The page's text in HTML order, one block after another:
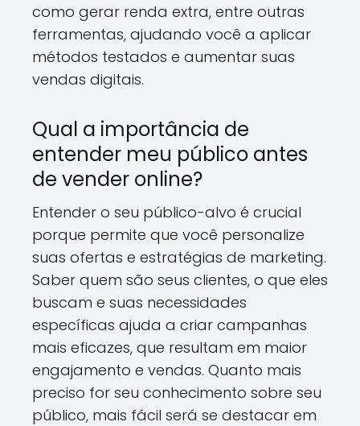
como gerar renda extra, entre outras
ferramentas, ajudando você a aplicar
métodos testados e aumentar suas
vendas digitais.
Qual a importância de
entender meu público antes
de vender online?
Entender o seu público-alvo é crucial
porque permite que você personalize
suas ofertas e estratégias de marketing.
Saber quem são seus clientes, o que eles
buscam e suas necessidades
específicas ajuda a criar campanhas
mais eficazes, que resultam em maior
engajamento e vendas. Quanto mais
preciso for seu conhecimento sobre seu
público, mais fácil será se destacar em